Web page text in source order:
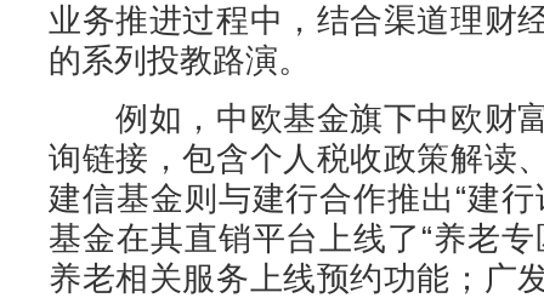
业务推进过程中，结合渠道理财
的系列投教路演。
例如，中欧基金旗下中欧财
询链接，包含个人税收政策解读
建信基金则与建行合作推出“建
基金在其直销平台上线了“养老
养老相关服务上线预约功能；广